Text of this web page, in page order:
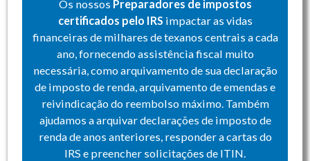
Os nossos Preparadores de impostos
certificados pelo IRS impactar as vidas
financeiras de milhares de texanos centrais a cada
ano, fornecendo assistência fiscal muito
necessária, como arquivamento de sua declaração
de imposto de renda, arquivamento de emendas e
reivindicação do reembolso máximo. Também
ajudamos a arquivar declarações de imposto de
renda de anos anteriores, responder a cartas do
IRS e preencher solicitações de ITIN.